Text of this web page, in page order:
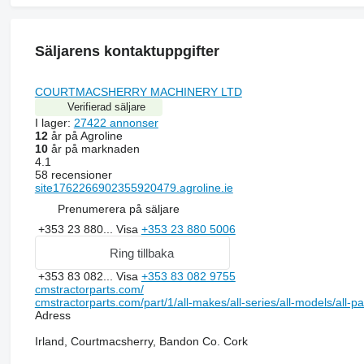
Säljarens kontaktuppgifter
COURTMACSHERRY MACHINERY LTD
Verifierad säljare
I lager: 27422 annonser
12år på Agroline
10år på marknaden
4.1
58 recensioner
site1762266902355920479.agroline.ie
Prenumerera på säljare
+353 23 880... Visa +353 23 880 5006
Ring tillbaka
+353 83 082... Visa +353 83 082 9755
cmstractorparts.com/
cmstractorparts.com/part/1/all-makes/all-series/all-models/all-
Adress
Irland, Courtmacsherry, Bandon Co. Cork